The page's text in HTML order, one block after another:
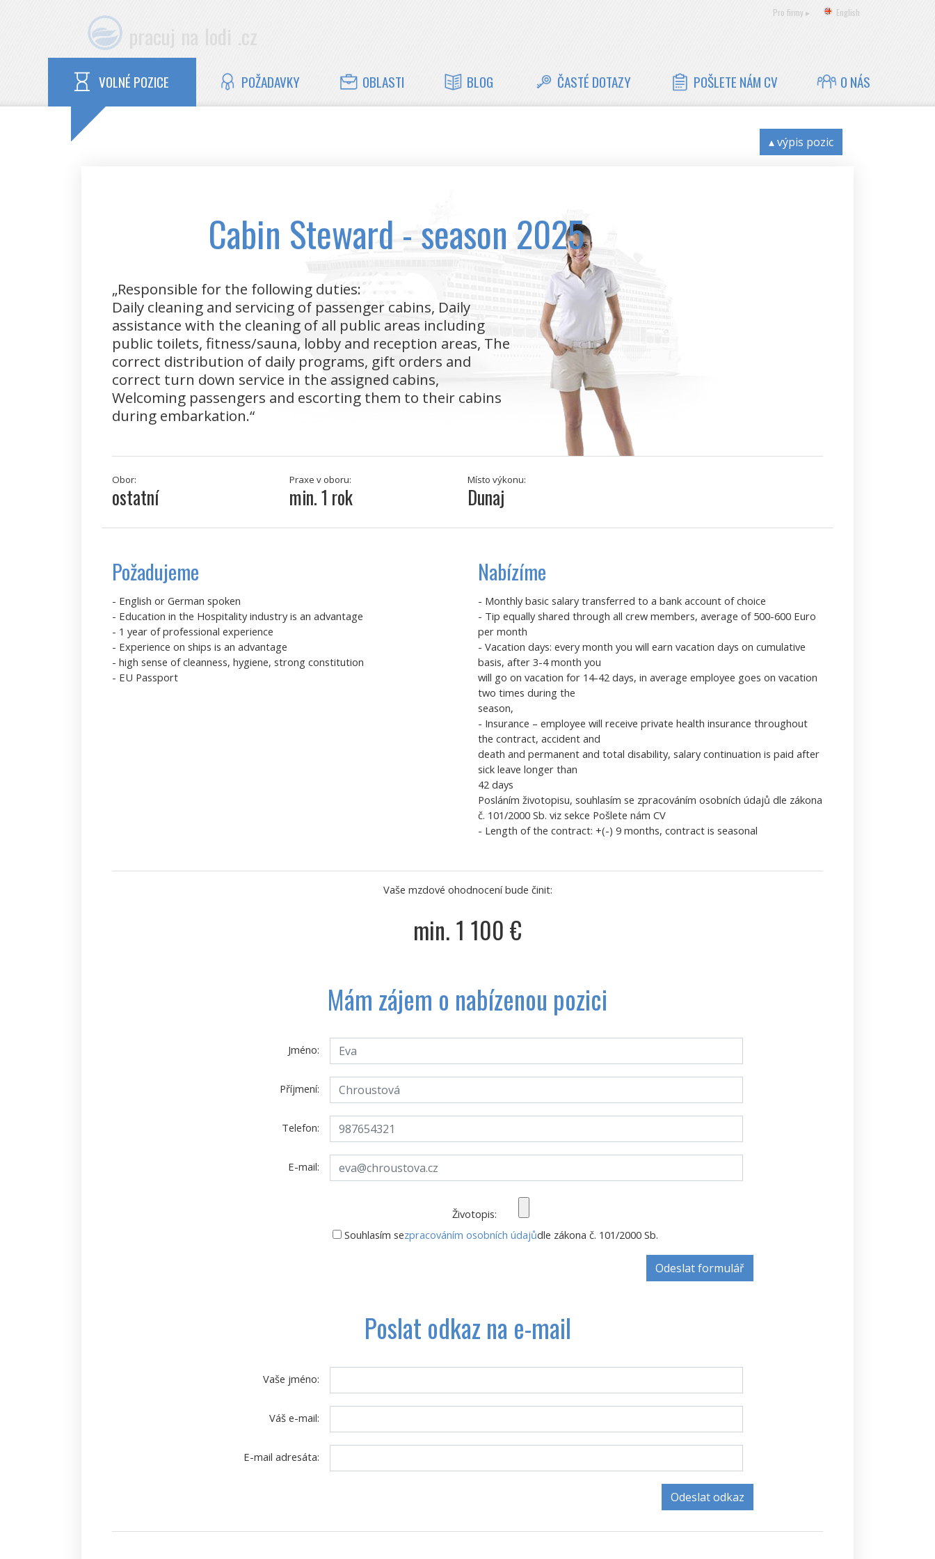
pracuj na lodi
Pro firmy ▸ English
VOLNÉ POZICE POŽADAVKY OBLASTI BLOG ČASTÉ DOTAZY POŠLETE NÁM CV O NÁS
▴ výpis pozic
Cabin Steward - season 2025
Responsible for the following duties:
Daily cleaning and servicing of passenger cabins, Daily
assistance with the cleaning of all public areas including
public toilets, fitness/sauna, lobby and reception areas, The
correct distribution of daily programs, gift orders and
correct turn down service in the assigned cabins,
Welcoming passengers and escorting them to their cabins
during embarkation.
Obor:
ostatní
Praxe v oboru:
min. 1 rok
Místo výkonu:
Dunaj
Požadujeme
- English or German spoken
- Education in the Hospitality industry is an advantage
- 1 year of professional experience
- Experience on ships is an advantage
- high sense of cleanness, hygiene, strong constitution
- EU Passport
Nabízíme
- Monthly basic salary transferred to a bank account of choice
- Tip equally shared through all crew members, average of 500-600 Euro
per month
- Vacation days: every month you will earn vacation days on cumulative
basis, after 3-4 month you
will go on vacation for 14-42 days, in average employee goes on vacation
two times during the
season,
- Insurance – employee will receive private health insurance throughout
the contract, accident and
death and permanent and total disability, salary continuation is paid after
sick leave longer than
42 days
Posláním životopisu, souhlasím se zpracováním osobních údajů dle zákona
č. 101/2000 Sb. viz sekce Pošlete nám CV
- Length of the contract: +(-) 9 months, contract is seasonal
Vaše mzdové ohodnocení bude činit:
min. 1 100 €
Mám zájem o nabízenou pozici
Jméno:
Příjmení:
Telefon:
E-mail:
Životopis:
Souhlasím sezpracováním osobních údajůdle zákona č. 101/2000 Sb.
Poslat odkaz na e-mail
Vaše jméno:
Váš e-mail:
E-mail adresáta: